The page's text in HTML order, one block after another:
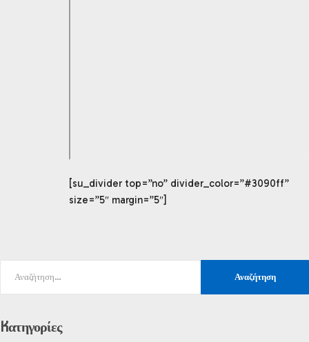
[su_divider top=”no” divider_color=”#3090ff”
size=”5″ margin=”5″]
Kατηγορίες